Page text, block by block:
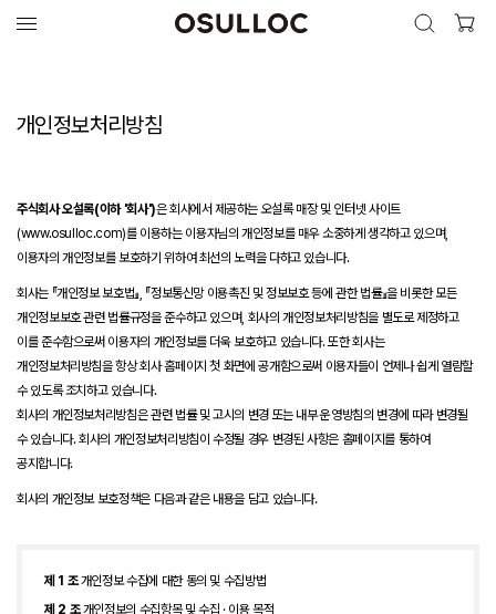
검색 열기
인기 검색어
개인정보처리방침
주식회사 오설록(이하 '회사')은 회사에서 제공하는 오설록 매장 및 인터넷 사이트
(www.osulloc.com)를 이용하는 이용자님의 개인정보를 매우 소중하게 생각하고 있으며,
이용자의 개인정보를 보호하기 위하여 최선의 노력을 다하고 있습니다.
회사는 『개인정보 보호법』, 『정보통신망 이용촉진 및 정보보호 등에 관한 법률』을 비롯한 모든
개인정보보호 관련 법률규정을 준수하고 있으며, 회사의 개인정보처리방침을 별도로 제정하고
이를 준수함으로써 이용자의 개인정보를 더욱 보호하고 있습니다. 또한 회사는
개인정보처리방침을 항상 회사 홈페이지 첫 화면에 공개함으로써 이용자들이 언제나 쉽게 열람할
수 있도록 조치하고 있습니다.
회사의 개인정보처리방침은 관련 법률 및 고시의 변경 또는 내부 운영방침의 변경에 따라 변경될
수 있습니다. 회사의 개인정보처리방침이 수정될 경우 변경된 사항은 홈페이지를 통하여
공지합니다.
회사의 개인정보 보호정책은 다음과 같은 내용을 담고 있습니다.
제 1 조개인정보 수집에 대한 동의 및 수집방법
제 2 조개인정보의 수집항목 및 수집 · 이용 목적